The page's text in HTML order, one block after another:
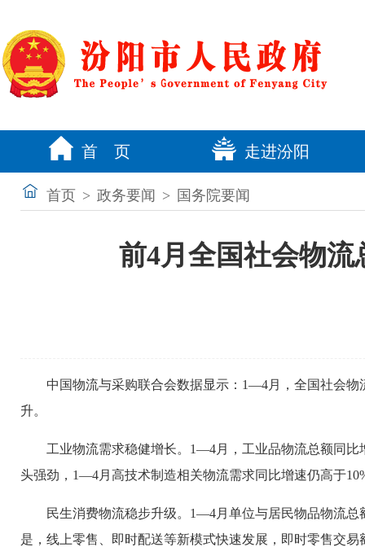
首 页 走进汾阳
首页 > 政务要闻 > 国务院要闻
前4月全国社会物
中国物流与采购联合会数据显示：1—4月，全国社会物
升。
工业物流需求稳健增长。1—4月，工业品物流总额同比
头强劲，1—4月高技术制造相关物流需求同比增速仍高于
民生消费物流稳步升级。1—4月单位与居民物品物流总
是，线上零售、即时配送等新模式快速发展，即时零售交